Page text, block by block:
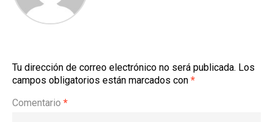
Tu dirección de correo electrónico no será publicada. Los
campos obligatorios están marcados con *
Comentario *